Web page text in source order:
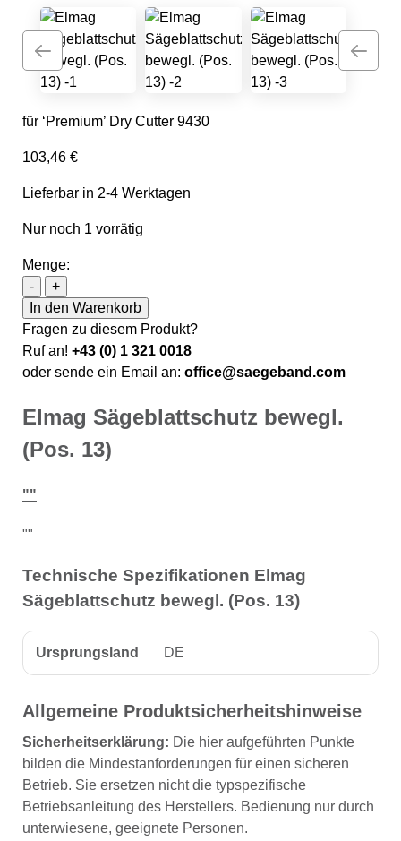
für ‘Premium’ Dry Cutter 9430
103,46 €
Lieferbar in 2-4 Werktagen
Nur noch 1 vorrätig
Menge:
-
Elmag Sägeblattschutz bewegl. (Pos. 13) Menge
+
In den Warenkorb
Fragen zu diesem Produkt?
Ruf an! +43 (0) 1 321 0018
oder sende ein Email an: office@saegeband.com
Elmag Sägeblattschutz bewegl.
(Pos. 13)
""
""
Technische Spezifikationen Elmag
Sägeblattschutz bewegl. (Pos. 13)
Ursprungsland DE
Allgemeine Produktsicherheitshinweise
Sicherheitserklärung: Die hier aufgeführten Punkte
bilden die Mindestanforderungen für einen sicheren
Betrieb. Sie ersetzen nicht die typspezifische
Betriebsanleitung des Herstellers. Bedienung nur durch
unterwiesene, geeignete Personen.